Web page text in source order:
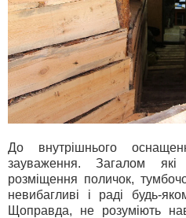
До внутрішнього
зауваження. Загалом які
розміщення поличок,
невибагливі і раді будь-
Щоправда, не розуміють